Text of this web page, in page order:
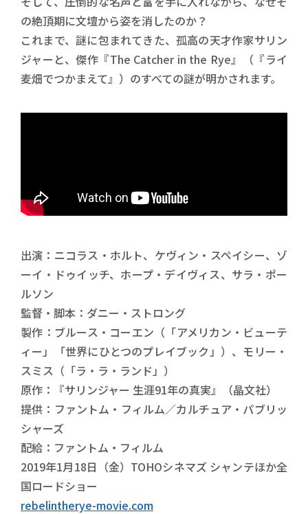
の絶頂期に文壇から姿を消したのか？
これまで、謎に包まれてきた、孤高の天才作家サリン
ジャーと、傑作『The Catcher in the Rye』（『ライ
麦畑でつかまえて』）のすべての謎が明かされます。
出演：ニコラス・ホルト、ケヴィン・スペイシー、ゾ
ーイ・ドゥイッチ、ホープ・デイヴィス、サラ・ポー
ルソン
監督・脚本：ダニー・ストロング
製作：ブルース・コーエン（「アメリカン・ビューテ
ィー」「世界にひとつのプレイブック」）、モリー・
スミス（「ラ・ラ・ランド」）
原作：『サリンジャー 生涯91年の真実』（晶文社）
提供：ファントム・フィルム／カルチュア・パブリッ
シャーズ
配給：ファントム・フィルム
2019年1月18日（金）TOHOシネマズ シャンテほか全
国ロードショー
rebelintherye-movie.com